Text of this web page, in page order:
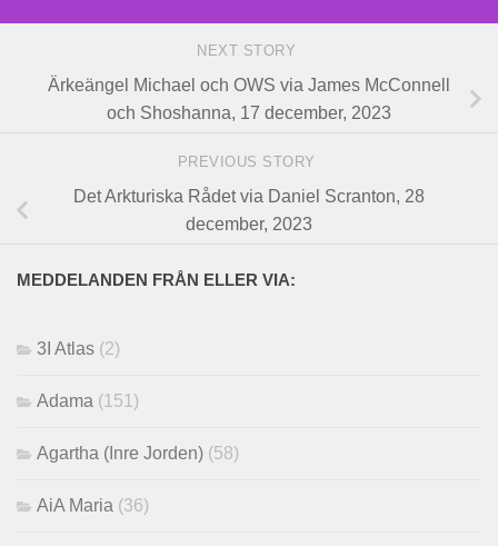
NEXT STORY
Ärkeängel Michael och OWS via James McConnell
och Shoshanna, 17 december, 2023
PREVIOUS STORY
Det Arkturiska Rådet via Daniel Scranton, 28
december, 2023
MEDDELANDEN FRÅN ELLER VIA:
3I Atlas (2)
Adama (151)
Agartha (Inre Jorden) (58)
AiA Maria (36)